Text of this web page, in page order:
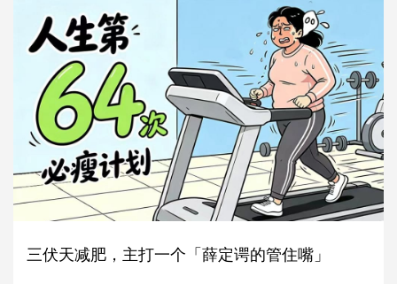
三伏天减肥，主打一个「薛定谔的管住嘴」